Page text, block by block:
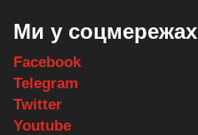
Ми у соцмережах
Facebook
Telegram
Twitter
Youtube